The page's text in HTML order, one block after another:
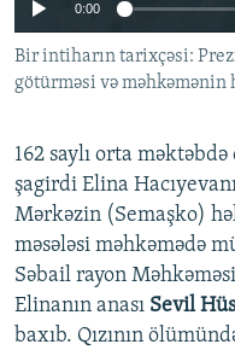
AZADLIQRADIOSU MOBIL
BIZIMLƏ ƏLAQƏ
RFE/RL-in bütün
0:00
Bir intiharın tarixçəsi:
götürməsi və məhkəmənin
162 saylı orta
şagirdi Elina
Mərkəzin (Semaşko)
məsələsi məhkəmədə
Səbail rayon
Elinanın anası Sevil
baxıb. Qızının